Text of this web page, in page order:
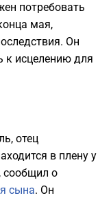
потребовать
мая,
Он
к исцелению для
отец
в плену у
сообщил о
сына. Он